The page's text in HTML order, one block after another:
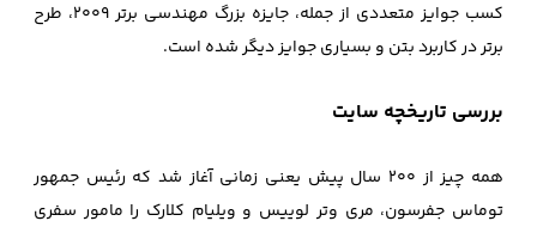
کسب جوایز متعددی از جمله، جایزه بزرگ مهندسی برتر 2009، طرح
برتر در کاربرد بتن و بسیاری جوایز دیگر شده است.
بررسی تاریخچه سایت
همه چیز از 200 سال پیش یعنی زمانی آغاز شد که رئيس جمهور
توماس جفرسون، مری ‌وتر لوییس و ویلیام کلارک را مامور سفری